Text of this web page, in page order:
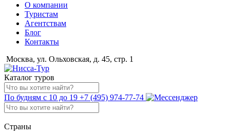
О компании
Туристам
Агентствам
Блог
Контакты
Москва, ул. Ольховская, д. 45, стр. 1
Каталог туров
По будням с 10 до 19 +7 (495) 974-77-74
Страны